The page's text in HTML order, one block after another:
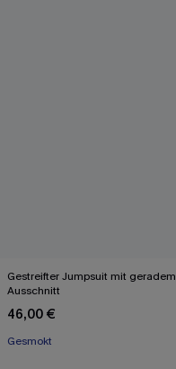
Gestreifter Jumpsuit mit geradem
Ausschnitt
46,00 €
Gesmokt